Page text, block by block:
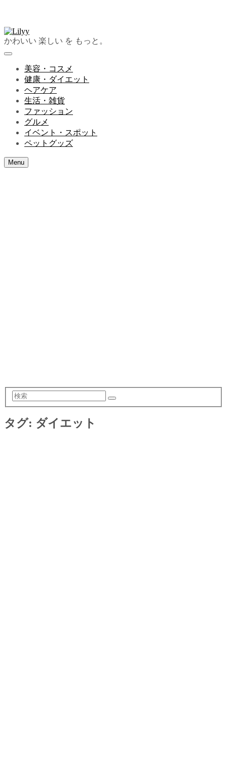
かわいい 楽しい を もっと。
美容・コスメ
健康・ダイエット
ヘアケア
生活・雑貨
ファッション
グルメ
イベント・スポット
ペットグッズ
Menu
検
索
タグ: ダイエット